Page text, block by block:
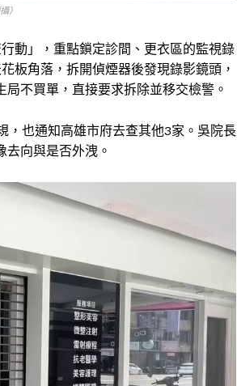
）
動」，重點鎖定診間、更衣區的監視錄
板角落，拆開偵煙器後發現錄影鏡頭，
不買單，直接要求拆除並移交檢警。
，也通知高雄市府去查其他3家。吳院長
向與是否外洩。